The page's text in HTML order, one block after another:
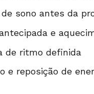
sono antes da
e
de ritmo definida
e reposição de